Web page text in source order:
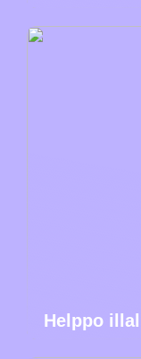
Helppo